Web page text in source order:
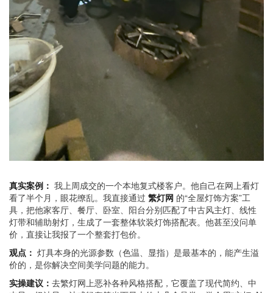
真实案例： 我上周成交的一个本地复式楼客户。他自己在网上看灯
看了半个月，眼花缭乱。我直接通过 繁灯网 的“全屋灯饰方案”工
具，把他家客厅、餐厅、卧室、阳台分别匹配了中古风主灯、线性
灯带和辅助射灯，生成了一套整体软装灯饰搭配表。他甚至没问单
价，直接让我报了一个整套打包价。
观点： 灯具本身的光源参数（色温、显指）是最基本的，能产生溢
价的，是你解决空间美学问题的能力。
实操建议： 去繁灯网上恶补各种风格搭配，它覆盖了现代简约、中